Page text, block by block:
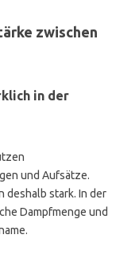
zwischen
in der
und Aufsätze.
deshalb stark. In der
Dampfmenge und